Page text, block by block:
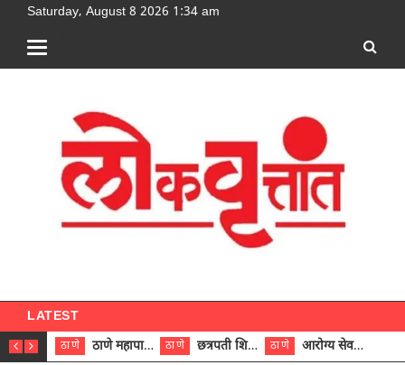
Saturday, August 8 2026 1:34 am
LATEST
ठाणे ठाणे महापालिकेच्या नऊ प्रभाग समित्यांवर अध्यक्ष विराजमान ठाणे छत्रपती शिवाजी महाराज रुग्णालयात दुर्मिळ ट्युमरची यशस्वी शस्त्रक्रिया ठाणे आरोग्य सेवक (पुरुष) पदावरून ११ कर्मचाऱ्यांना आरोग्य सहाय्यक (पुरुष) पदावर पदोन्नती; मुख्य कार्यकारी अधिकारी रणजित यादव यांच्या हस्ते आदेश वितरण